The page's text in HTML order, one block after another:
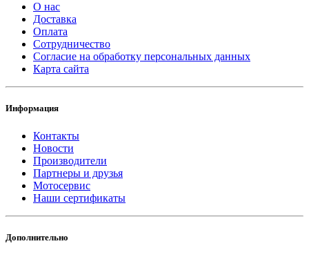
О нас
Доставка
Оплата
Сотрудничество
Согласие на обработку персональных данных
Карта сайта
Информация
Контакты
Новости
Производители
Партнеры и друзья
Мотосервис
Наши сертификаты
Дополнительно